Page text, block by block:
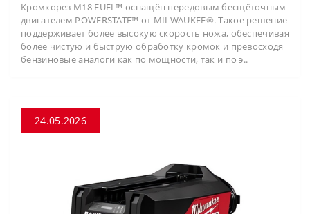
Кромкорез M18 FUEL™ оснащён передовым бесщёточным
двигателем POWERSTATE™ от MILWAUKEE®. Такое решение
поддерживает более высокую скорость ножа, обеспечивая
более чистую и быструю обработку кромок и превосходя
бензиновые аналоги как по мощности, так и по э..
24.05.2026